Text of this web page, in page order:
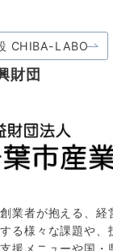
CHIBA-LABO
財団
業者が抱える、経
る様々な課題や、
援メニューや国・